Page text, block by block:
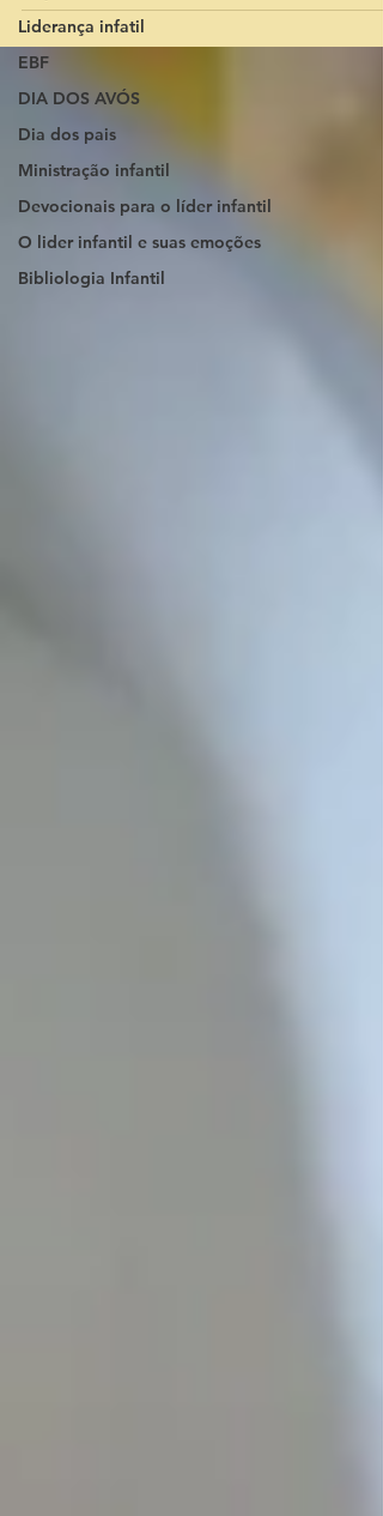
Liderança infatil
EBF
DIA DOS AVÓS
Dia dos pais
Ministração infantil
Devocionais para o líder infantil
O lider infantil e suas emoções
Bibliologia Infantil